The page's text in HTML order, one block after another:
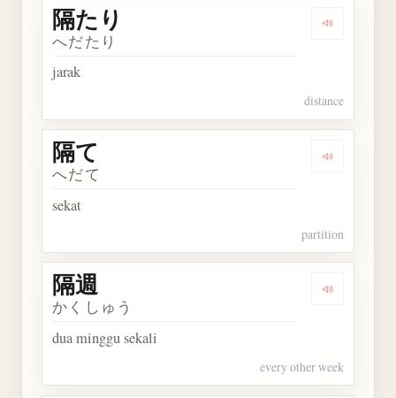
Dengarkan
隔たり
へだたり
jarak
distance
Dengarkan
隔て
へだて
sekat
partition
Dengarkan
隔週
かくしゅう
dua minggu sekali
every other week